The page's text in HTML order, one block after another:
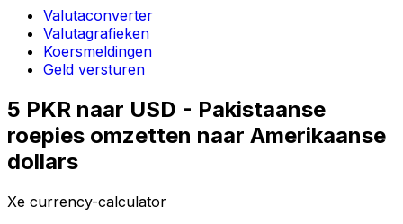
Valutaconverter
Valutagrafieken
Koersmeldingen
Geld versturen
5 PKR naar USD - Pakistaanse
roepies omzetten naar Amerikaanse
dollars
Xe currency-calculator